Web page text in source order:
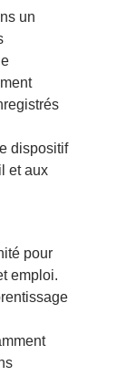
un
dispositif
et aux
pour
emploi.